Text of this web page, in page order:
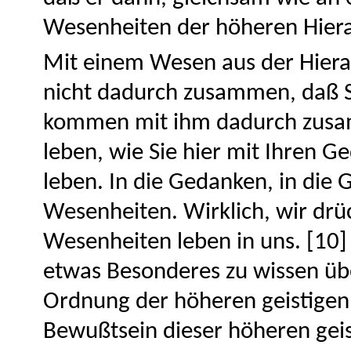
Wesenheiten der höheren
Mit einem Wesen aus der
nicht dadurch zusammen, daß
kommen mit ihm dadurch
leben, wie Sie hier mit Ihren
leben. In die Gedanken, in die
Wesenheiten. Wirklich, wir
Wesenheiten leben in uns.
etwas Besonderes zu wissen
Ordnung der höheren
Bewußtsein dieser höheren